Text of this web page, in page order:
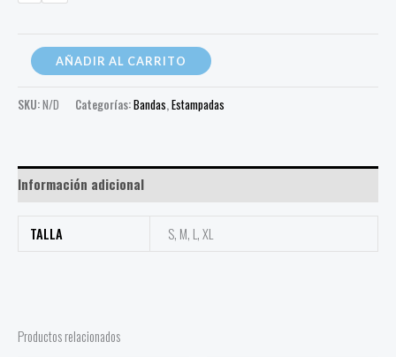
AÑADIR AL CARRITO
SKU:N/D Categorías:Bandas,Estampadas
Información adicional
TALLA S, M, L, XL
Productos relacionados